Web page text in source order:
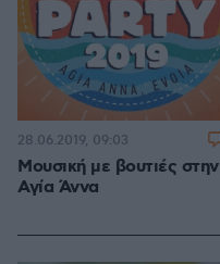
Μουσική με βουτιές στην
Αγία Άννα
28.06.2019, 09:03